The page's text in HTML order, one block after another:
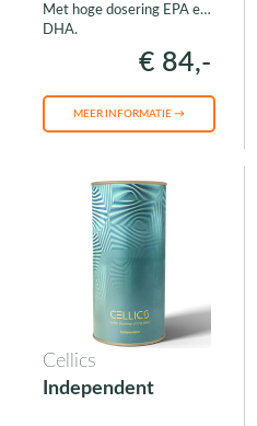
Met hoge dosering EPA en
DHA.
€ 84,-
MEER INFORMATIE →
Cellics
Independent